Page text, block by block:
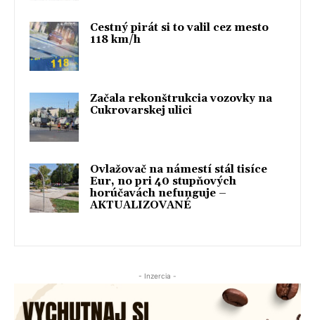
Cestný pirát si to valil cez mesto
118 km/h
Začala rekonštrukcia vozovky na
Cukrovarskej ulici
Ovlažovač na námestí stál tisíce
Eur, no pri 40 stupňových
horúčavách nefunguje –
AKTUALIZOVANÉ
- Inzercia -